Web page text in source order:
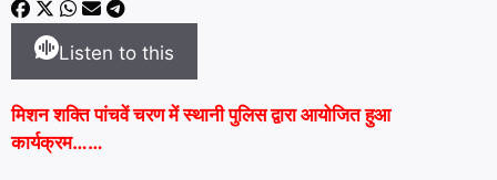
Listen to this
मिशन शक्ति पांचवें चरण में स्थानी पुलिस द्वारा आयोजित हुआ
कार्यक्रम……